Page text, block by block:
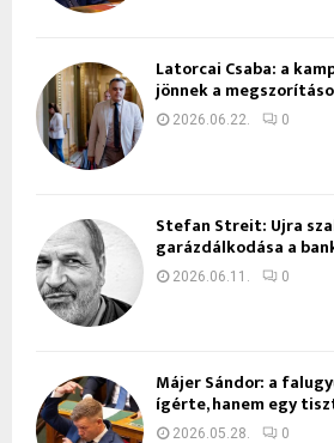
Latorcai Csaba: a
jönnek a
2026.06.22. 0
Stefan Streit: Újra
garázdálkodása a
2026.06.11. 0
Májer Sándor: a
ígérte, hanem egy
2026.05.28. 0